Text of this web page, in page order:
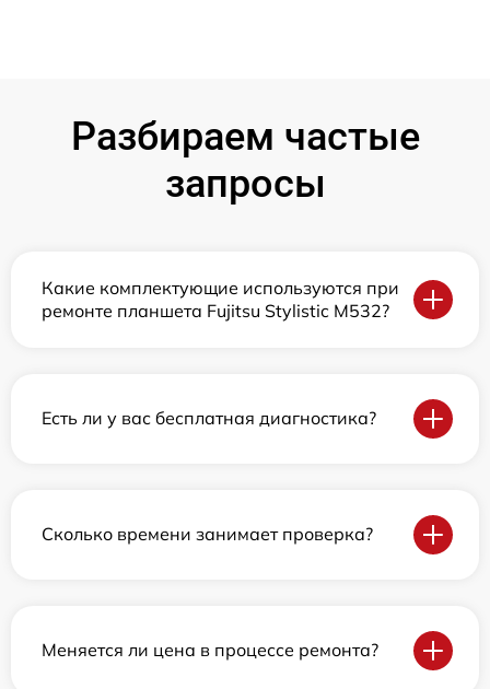
Разбираем частые
запросы
Какие комплектующие используются при
ремонте планшета Fujitsu Stylistic M532?
Есть ли у вас бесплатная диагностика?
Сколько времени занимает проверка?
Меняется ли цена в процессе ремонта?